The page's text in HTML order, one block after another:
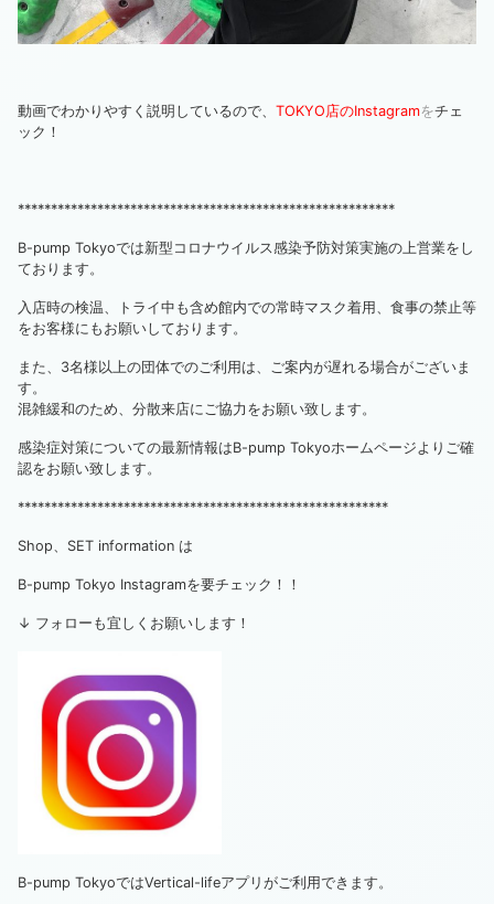
動画でわかりやすく説明しているので、 TOKYO店のInstagramをチェ
ック！
*********************************************************
B-pump Tokyoでは新型コロナウイルス感染予防対策実施の上営業をし
ております。
入店時の検温、トライ中も含め館内での常時マスク着用、食事の禁止等
をお客様にもお願いしております。
また、3名様以上の団体でのご利用は、ご案内が遅れる場合がございま
す。
混雑緩和のため、分散来店にご協力をお願い致します。
感染症対策についての最新情報はB-pump Tokyoホームページよりご確
認をお願い致します。
********************************************************
Shop、SET information は
B-pump Tokyo Instagramを要チェック！！
↓ フォローも宜しくお願いします！
B-pump TokyoではVertical-lifeアプリがご利用できます。